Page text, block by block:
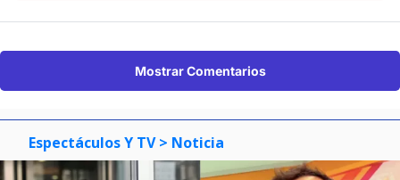
Mostrar Comentarios
Espectáculos Y TV > Noticia